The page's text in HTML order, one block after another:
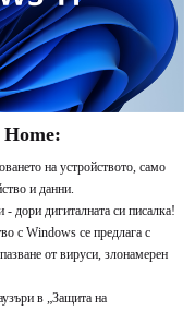
на устройството, само
и данни.
дори дигиталната си писалка!
с Windows се предлага с
от вируси, злонамерен
в „Защита на